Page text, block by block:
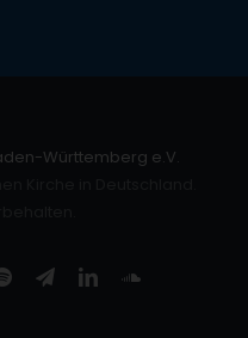
Württemberg e.V.
SpotifyTelegramLinkedInSoundCloud